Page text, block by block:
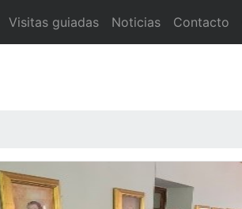
Visitas guiadas Noticias Contacto